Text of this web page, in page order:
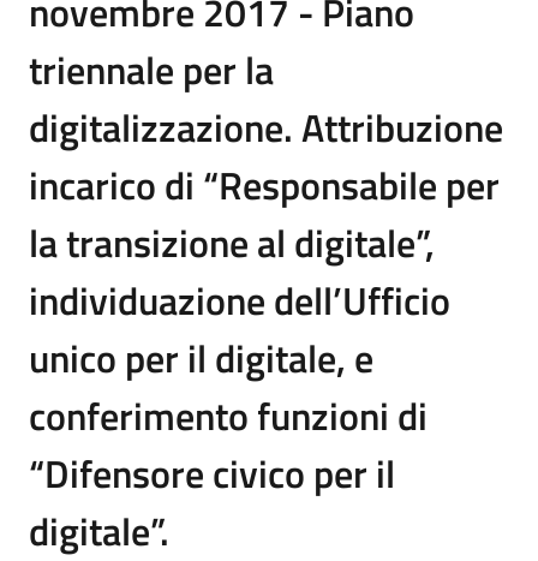
novembre 2017 - Piano
triennale per la
digitalizzazione. Attribuzione
incarico di “Responsabile per
la transizione al digitale”,
individuazione dell’Ufficio
unico per il digitale, e
conferimento funzioni di
“Difensore civico per il
digitale”.